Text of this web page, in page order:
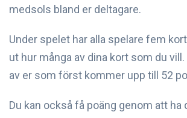
medsols bland er deltagare.
Under spelet har alla spelare fem
ut hur många av dina kort som du
av er som först kommer upp till 52
Du kan också få poäng genom att